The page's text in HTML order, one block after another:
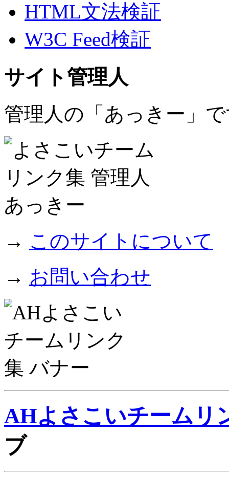
HTML文法検証
W3C Feed検証
サイト管理人
管理人の「あっきー」
→ このサイトについて
→ お問い合わせ
AHよさこいチームリ
ブ